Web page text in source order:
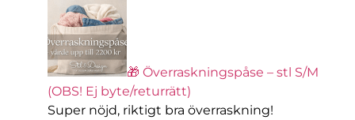
🎁 Överraskningspåse – stl S/M
(OBS! Ej byte/returrätt)
Super nöjd, riktigt bra överraskning!